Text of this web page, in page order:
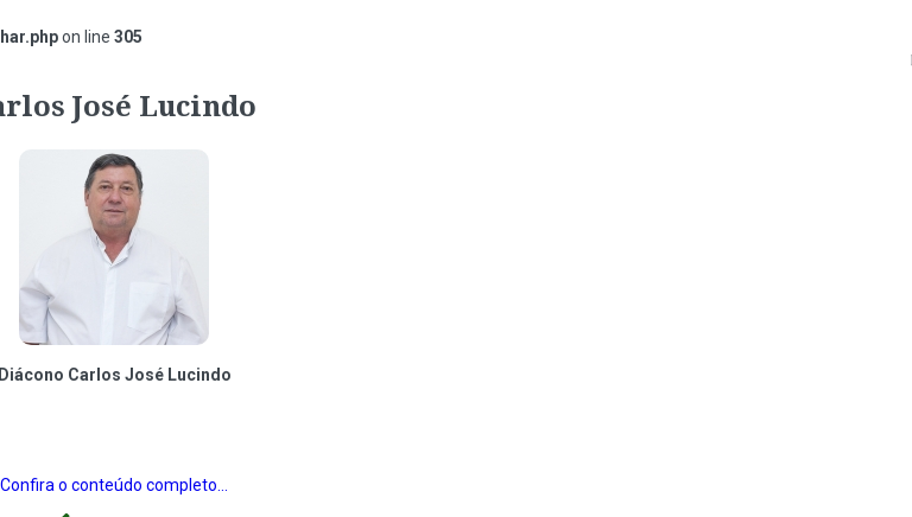
on line 305
José Lucindo
Diácono Carlos José Lucindo
Confira o conteúdo completo...